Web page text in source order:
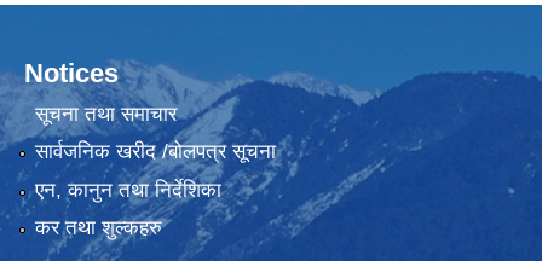
Notices
सूचना तथा समाचार
सार्वजनिक खरीद /बोलपत्र सूचना
एन, कानुन तथा निर्देशिका
कर तथा शुल्कहरु